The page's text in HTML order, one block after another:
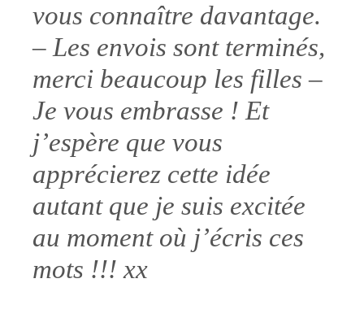
vous connaître davantage.
– Les envois sont terminés,
merci beaucoup les filles –
Je vous embrasse ! Et
j’espère que vous
apprécierez cette idée
autant que je suis excitée
au moment où j’écris ces
mots !!! xx